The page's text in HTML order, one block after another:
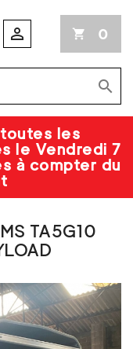
 shopping_cart 0

les
le Vendredi 7
à compter du
TA5G10